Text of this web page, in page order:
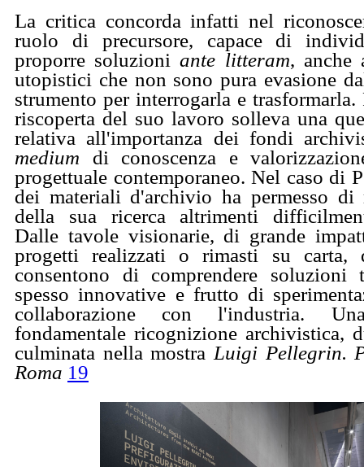
La critica concorda infatti nel
ruolo di precursore, capace di
proporre soluzioniante litteram, anche
utopistici che non sono pura evasione
strumento per interrogarla e
riscoperta del suo lavoro solleva una
relativa all'importanza dei fondi
medium di conoscenza e
progettuale contemporaneo. Nel caso di
dei materiali d'archivio ha permesso di
della sua ricerca altrimenti
Dalle tavole visionarie, di grande
progetti realizzati o rimasti su carta,
consentono di comprendere soluzioni
spesso innovative e frutto di
collaborazione con l'industria.
fondamentale ricognizione archivistica,
culminata nella mostra Luigi Pellegrin.
Roma 19